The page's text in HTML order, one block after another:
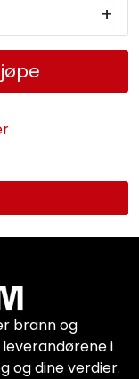
+
brann og
i
og dine verdier.